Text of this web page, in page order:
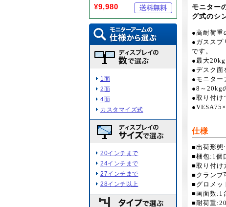
¥9,980
1面
2面
4面
カスタマイズ式
20インチまで
24インチまで
27インチまで
28インチ以上
モニター
グ式のシ
●高耐荷重
●ガススプ
です。
●最大20kg
●デスク面
●モニター
●8～20kg
●取り付け
仕様
■出荷形態
■梱包:1個
■取り付け
■クランプ
■グロメッ
■画面数:1
■耐荷重